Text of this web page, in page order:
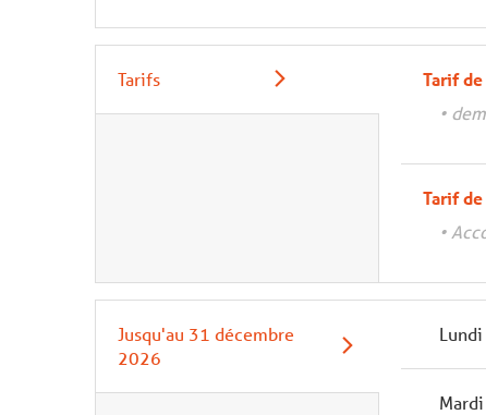
Tarifs Tarif de
•
Tarif de
•
Jusqu'au 31 décembre
2026
Lundi
Mardi